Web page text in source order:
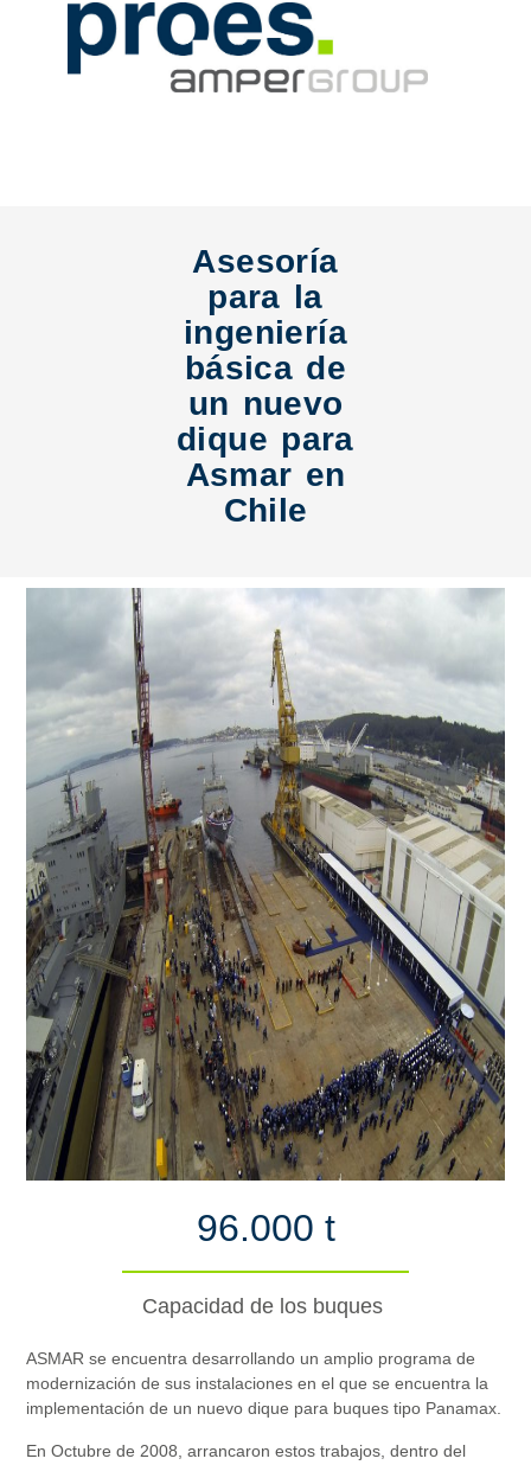
Asesoría
para la
ingeniería
básica de
un nuevo
dique para
Asmar en
Chile
96.000 t
Capacidad de los buques
ASMAR se encuentra desarrollando un amplio programa de
modernización de sus instalaciones en el que se encuentra la
implementación de un nuevo dique para buques tipo Panamax.
En Octubre de 2008, arrancaron estos trabajos, dentro del